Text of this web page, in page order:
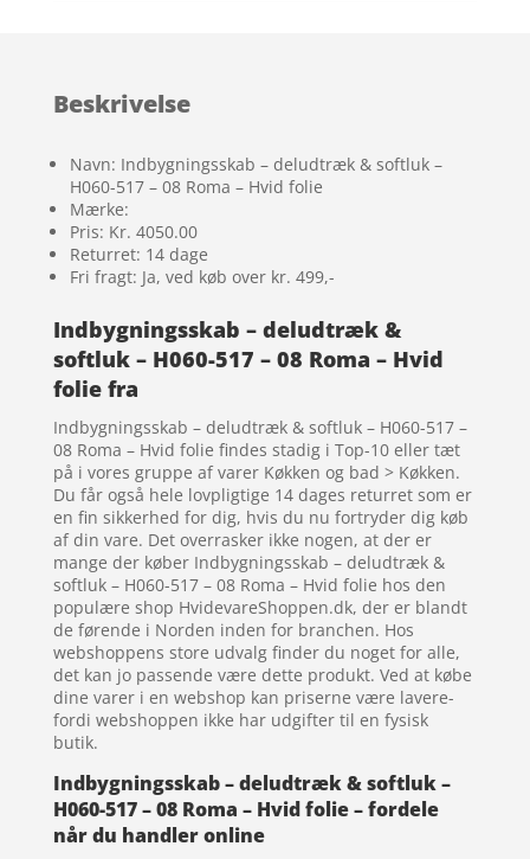
Beskrivelse
Navn: Indbygningsskab – deludtræk & softluk –
H060-517 – 08 Roma – Hvid folie
Mærke:
Pris: Kr. 4050.00
Returret: 14 dage
Fri fragt: Ja, ved køb over kr. 499,-
Indbygningsskab – deludtræk &
softluk – H060-517 – 08 Roma – Hvid
folie fra
Indbygningsskab – deludtræk & softluk – H060-517 –
08 Roma – Hvid folie findes stadig i Top-10 eller tæt
på i vores gruppe af varer Køkken og bad > Køkken.
Du får også hele lovpligtige 14 dages returret som er
en fin sikkerhed for dig, hvis du nu fortryder dig køb
af din vare. Det overrasker ikke nogen, at der er
mange der køber Indbygningsskab – deludtræk &
softluk – H060-517 – 08 Roma – Hvid folie hos den
populære shop HvidevareShoppen.dk, der er blandt
de førende i Norden inden for branchen. Hos
webshoppens store udvalg finder du noget for alle,
det kan jo passende være dette produkt. Ved at købe
dine varer i en webshop kan priserne være lavere-
fordi webshoppen ikke har udgifter til en fysisk
butik.
Indbygningsskab – deludtræk & softluk –
H060-517 – 08 Roma – Hvid folie – fordele
når du handler online